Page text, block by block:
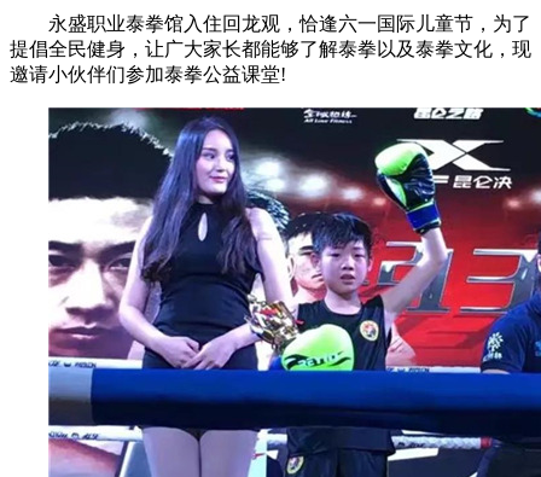
永盛职业泰拳馆入住回龙观，恰逢六一国际儿童节，为了
提倡全民健身，让广大家长都能够了解泰拳以及泰拳文化，现
邀请小伙伴们参加泰拳公益课堂!